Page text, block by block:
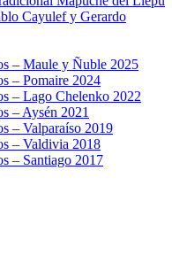
Cayulef y Gerardo
– Maule y Ñuble 2025
– Pomaire 2024
– Lago Chelenko 2022
– Aysén 2021
– Valparaíso 2019
– Valdivia 2018
– Santiago 2017